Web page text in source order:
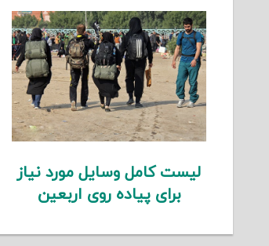
لیست کامل وسایل مورد نیاز
برای پیاده روی اربعین